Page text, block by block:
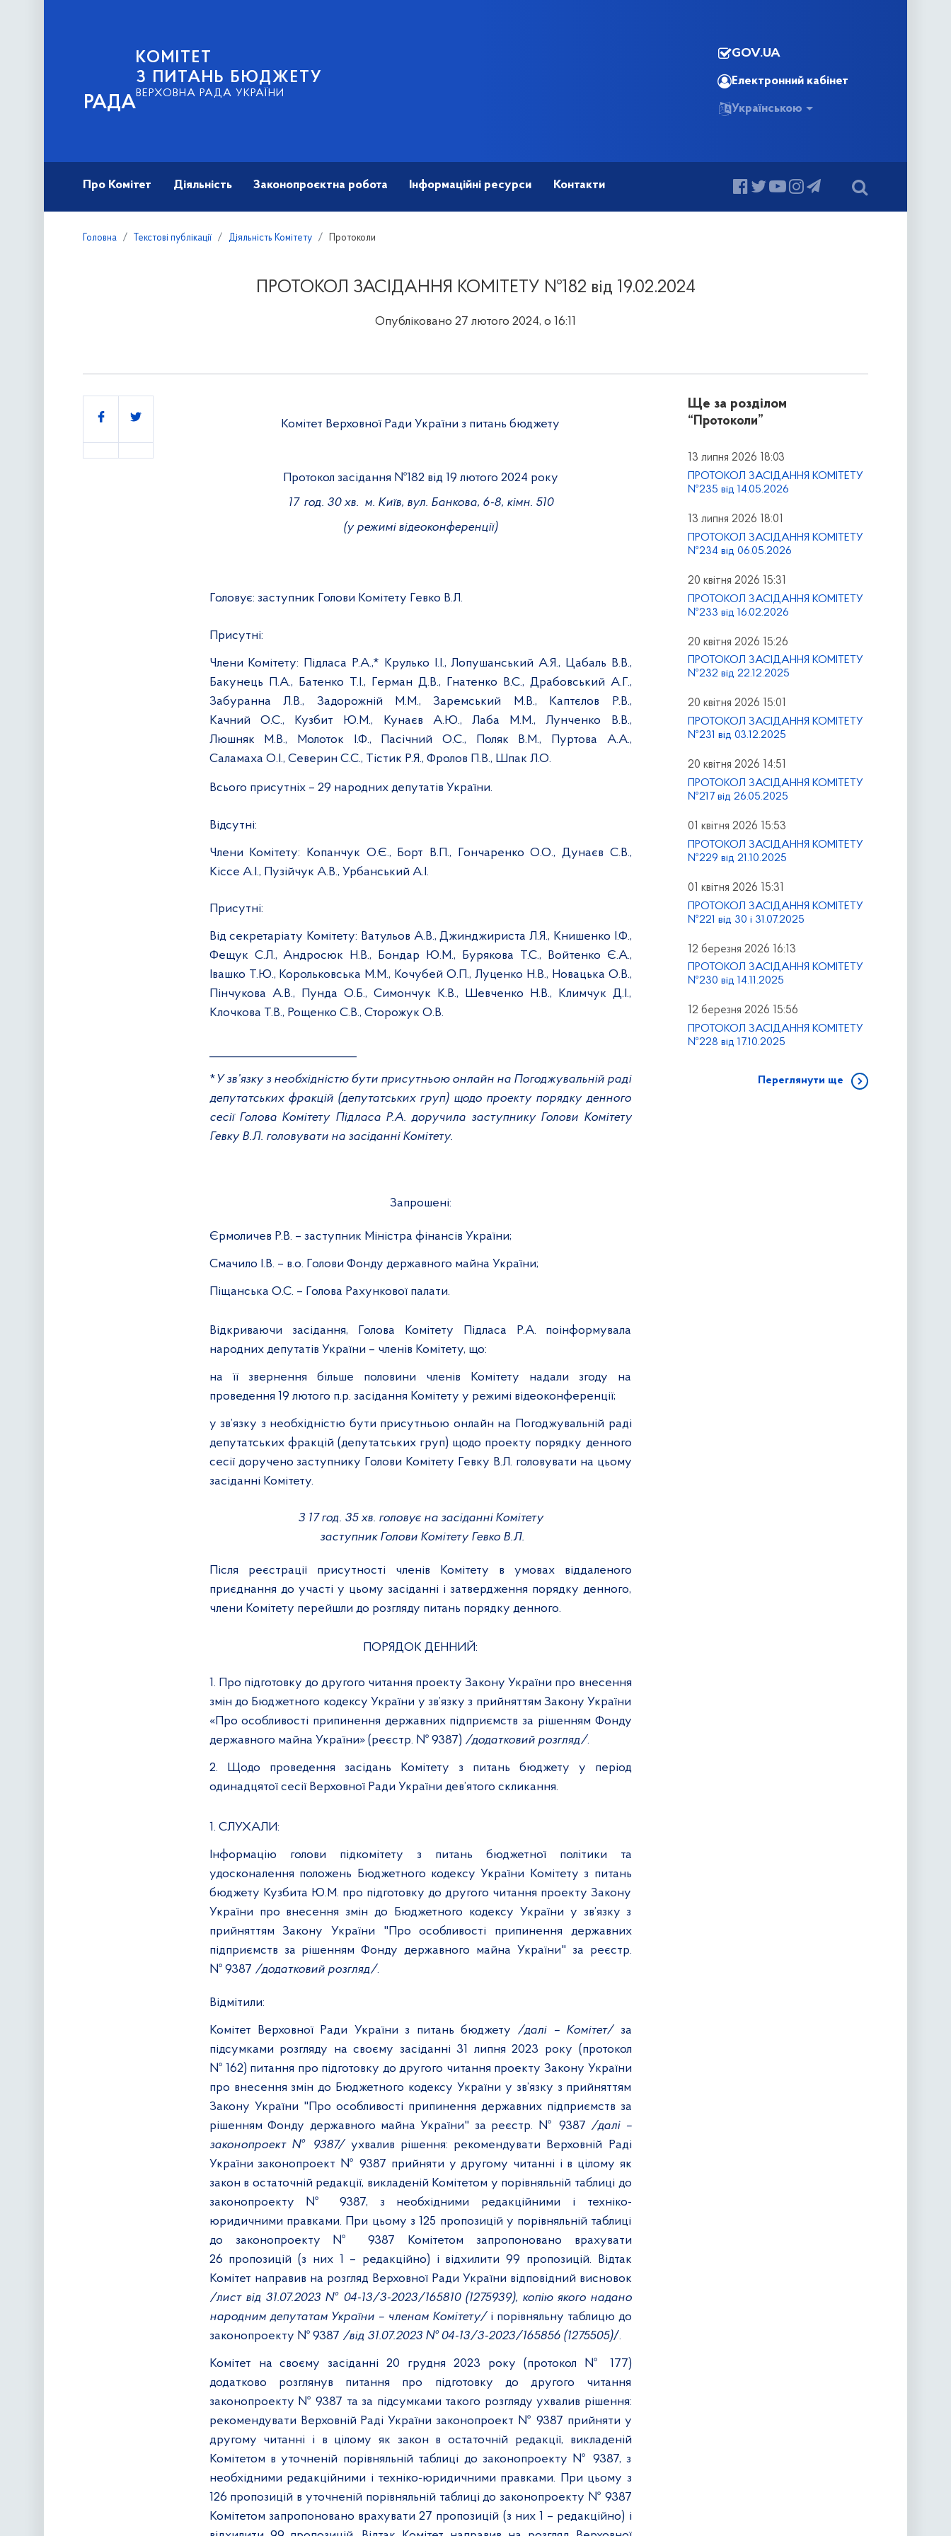
РАДА
КОМІТЕТ
З ПИТАНЬ БЮДЖЕТУ
ВЕРХОВНА РАДА УКРАЇНИ
GOV.UA
Електронний кабінет
Українською
Про Комітет Діяльність Законопроєктна робота Інформаційні ресурси Контакти
Головна Текстові публікації Діяльність Комітету Протоколи
ПРОТОКОЛ ЗАСІДАННЯ КОМІТЕТУ №182 від 19.02.2024
Опубліковано 27 лютого 2024, о 16:11
Комітет Верховної Ради України з питань бюджету
Протокол засідання №182 від 19 лютого 2024 року
17 год. 30 хв. м. Київ, вул. Банкова, 6-8, кімн. 510
(у режимі відеоконференції)
Головує: заступник Голови Комітету Гевко В.Л.
Присутні:
Члени Комітету: Підласа Р.А.,* Крулько І.І., Лопушанський А.Я., Цабаль В.В.,
Бакунець П.А., Батенко Т.І., Герман Д.В., Гнатенко В.С., Драбовський А.Г.,
Забуранна Л.В., Задорожній М.М., Заремський М.В., Каптєлов Р.В.,
Качний О.С., Кузбит Ю.М., Кунаєв А.Ю., Лаба М.М., Лунченко В.В.,
Люшняк М.В., Молоток І.Ф., Пасічний О.С., Поляк В.М., Пуртова А.А.,
Саламаха О.І., Северин С.С., Тістик Р.Я., Фролов П.В., Шпак Л.О.
Всього присутніх– 29 народних депутатів України.
Відсутні:
Члени Комітету:
Копанчук О.Є., Борт В.П., Гончаренко О.О., Дунаєв С.В.,
Кіссе А.І., Пузійчук А.В., Урбанський А.І.
Присутні:
Від секретаріату Комітету: Ватульов А.В., Джинджириста Л.Я., Книшенко І.Ф.,
Фещук С.Л., Андросюк Н.В., Бондар Ю.М., Бурякова Т.С., Войтенко Є.А.,
Івашко Т.Ю., Корольковська М.М., Кочубей О.П., Луценко Н.В., Новацька О.В.,
Пінчукова А.В., Пунда О.Б., Симончук К.В., Шевченко Н.В., Климчук Д.І.,
Клочкова Т.В., Рощенко С.В., Сторожук О.В.
*У зв’язку з необхідністю бути присутньою онлайн на Погоджувальній раді
депутатських фракцій (депутатських груп) щодо проекту порядку денного
сесії Голова Комітету Підласа Р.А. доручила заступнику Голови Комітету
Гевку В.Л. головувати на засіданні Комітету.
Запрошені:
Єрмоличев Р.В. – заступник Міністра фінансів України;
Смачило І.В. – в.о. Голови Фонду державного майна України;
Піщанська О.С. – Голова Рахункової палати.
Відкриваючи засідання, Голова Комітету Підласа Р.А. поінформувала
народних депутатів України – членів Комітету, що:
на її звернення більше половини членів Комітету надали згоду на
проведення 19 лютого п.р. засідання Комітету у режимі відеоконференції;
у зв’язку з необхідністю бути присутньою онлайн на Погоджувальній раді
депутатських фракцій (депутатських груп) щодо проекту порядку денного
сесії доручено заступнику Голови Комітету Гевку В.Л. головувати на цьому
засіданні Комітету.
З 17 год. 35 хв. головує на засіданні Комітету
заступник Голови Комітету Гевко В.Л.
Після реєстрації присутності членів Комітету в умовах віддаленого
приєднання до участі у цьому засіданні і затвердження порядку денного,
члени Комітету перейшли до розгляду питань порядку денного.
ПОРЯДОК ДЕННИЙ:
1. Про підготовку до другого читання проекту Закону України про внесення
змін до Бюджетного кодексу України у зв’язку з прийняттям Закону України
«Про особливості припинення державних підприємств за рішенням Фонду
державного майна України» (реєстр. № 9387) /додатковий розгляд/.
2. Щодо проведення засідань Комітету з питань бюджету у період
одинадцятої сесії Верховної Ради України дев’ятого скликання.
1. СЛУХАЛИ:
Інформацію голови підкомітету з питань бюджетної політики та
удосконалення положень Бюджетного кодексу України Комітету з питань
бюджету Кузбита Ю.М. про підготовку до другого читання проекту Закону
України про внесення змін до Бюджетного кодексу України у зв’язку з
прийняттям Закону України "Про особливості припинення державних
підприємств за рішенням Фонду державного майна України" за реєстр.
№ 9387 /додатковий розгляд/.
Відмітили:
Комітет Верховної Ради України з питань бюджету /далі – Комітет/ за
підсумками розгляду на своєму засіданні 31 липня 2023 року (протокол
№ 162) питання про підготовку до другого читання проекту Закону України
про внесення змін до Бюджетного кодексу України у зв’язку з прийняттям
Закону України "Про особливості припинення державних підприємств за
рішенням Фонду державного майна України" за реєстр. № 9387 /далі –
законопроект № 9387/ ухвалив рішення: рекомендувати Верховній Раді
України законопроект № 9387 прийняти у другому читанні і в цілому як
закон в остаточній редакції, викладеній Комітетом у порівняльній таблиці до
законопроекту № 9387, з необхідними редакційними і техніко-
юридичними правками. При цьому з 125 пропозицій у порівняльній таблиці
до законопроекту № 9387 Комітетом запропоновано врахувати
26 пропозицій (з них 1 – редакційно) і відхилити 99 пропозицій. Відтак
Комітет направив на розгляд Верховної Ради України відповідний висновок
/лист від 31.07.2023 № 04-13/3-2023/165810 (1275939), копію якого надано
народним депутатам України – членам Комітету/ і порівняльну таблицю до
законопроекту № 9387 /від 31.07.2023 № 04-13/3-2023/165856 (1275505)/.
Комітет на своєму засіданні 20 грудня 2023 року (протокол № 177)
додатково розглянув питання про підготовку до другого читання
законопроекту № 9387 та за підсумками такого розгляду ухвалив рішення:
рекомендувати Верховній Раді України законопроект № 9387 прийняти у
другому читанні і в цілому як закон в остаточній редакції, викладеній
Комітетом в уточненій порівняльній таблиці до законопроекту № 9387, з
необхідними редакційними і техніко-юридичними правками. При цьому з
126 пропозицій в уточненій порівняльній таблиці до законопроекту № 9387
Комітетом запропоновано врахувати 27 пропозицій (з них 1 – редакційно) і
Поділитись
Ще за розділом
“Протоколи”
13 липня 2026 18:03
ПРОТОКОЛ ЗАСІДАННЯ КОМІТЕТУ
№235 від 14.05.2026
13 липня 2026 18:01
ПРОТОКОЛ ЗАСІДАННЯ КОМІТЕТУ
№234 від 06.05.2026
20 квітня 2026 15:31
ПРОТОКОЛ ЗАСІДАННЯ КОМІТЕТУ
№233 від 16.02.2026
20 квітня 2026 15:26
ПРОТОКОЛ ЗАСІДАННЯ КОМІТЕТУ
№232 від 22.12.2025
20 квітня 2026 15:01
ПРОТОКОЛ ЗАСІДАННЯ КОМІТЕТУ
№231 від 03.12.2025
20 квітня 2026 14:51
ПРОТОКОЛ ЗАСІДАННЯ КОМІТЕТУ
№217 від 26.05.2025
01 квітня 2026 15:53
ПРОТОКОЛ ЗАСІДАННЯ КОМІТЕТУ
№229 від 21.10.2025
01 квітня 2026 15:31
ПРОТОКОЛ ЗАСІДАННЯ КОМІТЕТУ
№221 від 30 і 31.07.2025
12 березня 2026 16:13
ПРОТОКОЛ ЗАСІДАННЯ КОМІТЕТУ
№230 від 14.11.2025
12 березня 2026 15:56
ПРОТОКОЛ ЗАСІДАННЯ КОМІТЕТУ
№228 від 17.10.2025
Переглянути ще